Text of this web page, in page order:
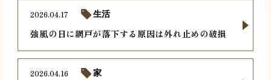
強風の日に網戸が落下する原因は外れ止めの破損
2026.04.17 生活
2026.04.16 家